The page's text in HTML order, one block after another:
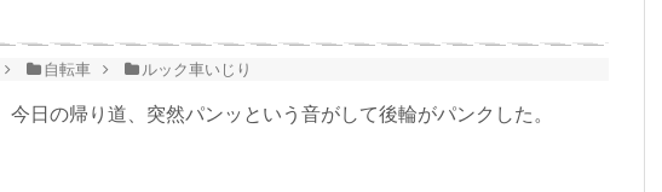
自転車 ルック車いじり
今日の帰り道、突然パンッという音がして後輪がパンクした。